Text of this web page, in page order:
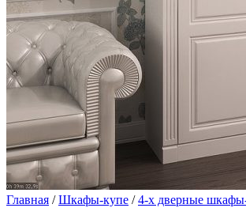
Главная /Шкафы-купе /4-х дверные